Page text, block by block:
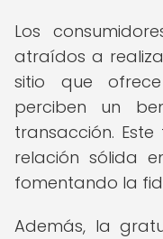
Los
atraídos a
sitio que
perciben un
transacción.
relación sólida
fomentando la
Además, la